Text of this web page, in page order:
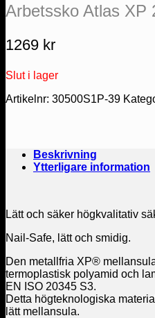
Arbetssko Atlas XP
1269 kr
Slut i lager
Artikelnr: 30500S1P-39
Beskrivning
Ytterligare information
Lätt och säker högkvalitativ
Nail-Safe, lätt och smidig.
Den metallfria XP®
termoplastisk polyamid och
EN ISO 20345 S3.
Detta högteknologiska
lätt mellansula.